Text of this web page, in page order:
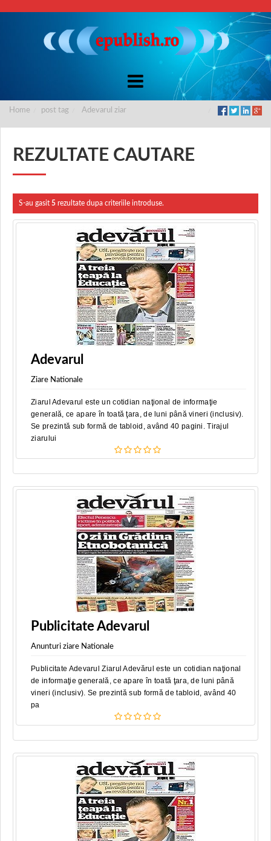
Home post tag Adevarul ziar
REZULTATE CAUTARE
S-au gasit 5 rezultate dupa criteriile introduse.
Adevarul
Ziare Nationale
Ziarul Adevarul este un cotidian naţional de informaţie
generală, ce apare în toată ţara, de luni până vineri (inclusiv).
Se prezintă sub formă de tabloid, având 40 pagini. Tirajul
ziarului
Publicitate Adevarul
Anunturi ziare Nationale
Publicitate Adevarul Ziarul Adevărul este un cotidian naţional
de informaţie generală, ce apare în toată ţara, de luni până
vineri (inclusiv). Se prezintă sub formă de tabloid, având 40
pa